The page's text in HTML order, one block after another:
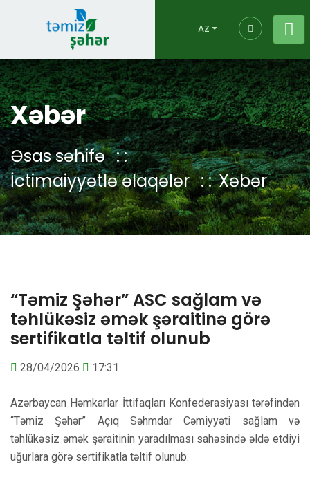
AZ
Xəbər
Əsas səhifə
İctimaiyyətlə əlaqələr
Xəbər
“Təmiz Şəhər” ASC sağlam və
təhlükəsiz əmək şəraitinə görə
sertifikatla təltif olunub
28/04/2026 17:31
Azərbaycan Həmkarlar İttifaqları Konfederasiyası tərəfindən
“Təmiz Şəhər” Açıq Səhmdar Cəmiyyəti sağlam və
təhlükəsiz əmək şəraitinin yaradılması sahəsində əldə etdiyi
uğurlara görə sertifikatla təltif olunub.